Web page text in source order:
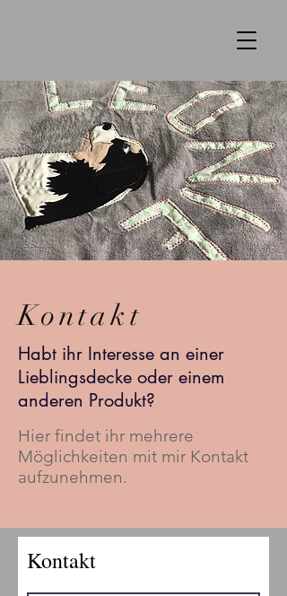
Kontakt
Habt ihr Interesse an einer
Lieblingsdecke oder einem
anderen Produkt?
Hier findet ihr mehrere
Möglichkeiten mit mir Kontakt
aufzunehmen.
Kontakt